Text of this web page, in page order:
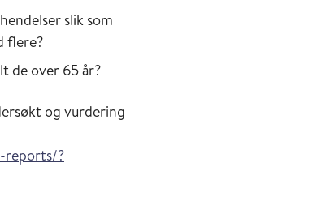
slik som
flere?
de over 65 år?
og vurdering
reports/?